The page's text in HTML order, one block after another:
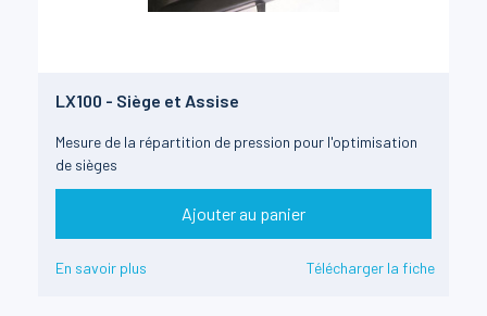
LX100 - Siège et Assise
Mesure de la répartition de pression pour l'optimisation
de sièges
Ajouter au panier
En savoir plus Télécharger la fiche